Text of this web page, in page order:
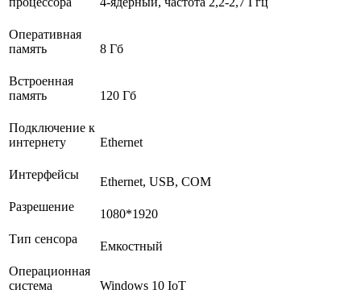
Оперативная
память
8 Гб
Встроенная
память
120 Гб
Подключение к
интернету
Ethernet
Интерфейсы
Ethernet, USB, COM
Разрешение
1080*1920
Тип сенсора
Емкостный
Операционная
система
Windows 10 IoT